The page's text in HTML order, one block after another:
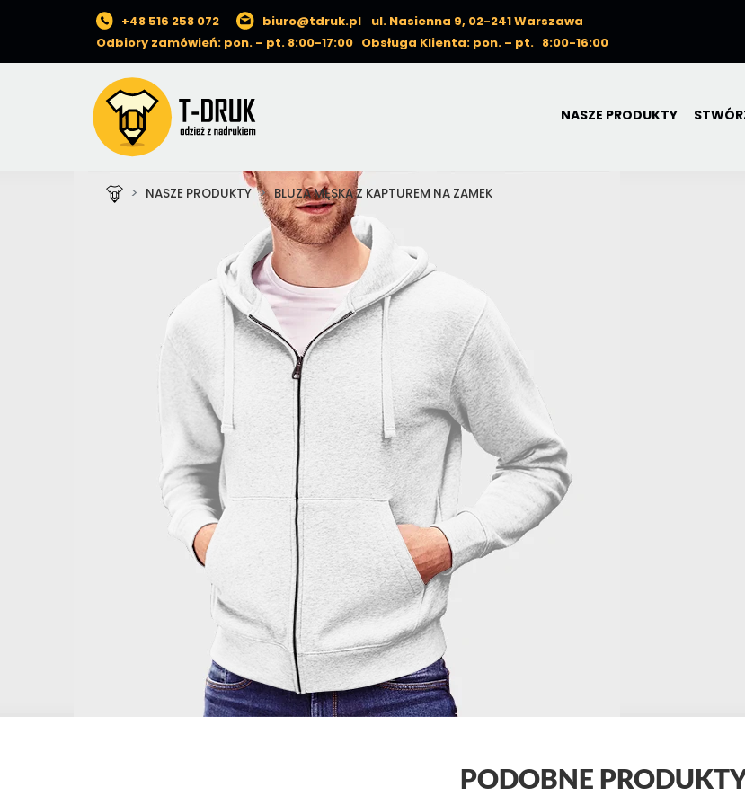
+48 516 258 072 biuro@tdruk.pl
ul. Nasienna 9, 02-241 Warszawa
Odbiory zamówień: pon. – pt. 8:00-17:00 Obsługa Klienta: pon. – pt. 8:00-16:00
NASZE PRODUKTY
NASZE PRODUKTY BLUZA MĘSKA Z KAPTUREM NA ZAMEK
PODOBNE